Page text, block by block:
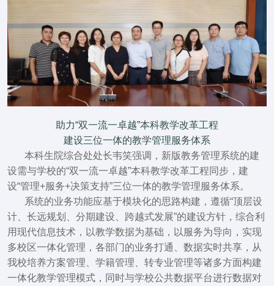
助力“双一流一卓越”本科教学改革工程
建设三位一体的教学管理服务体系
本科生院综合处处长韦笑强调，新版教务管理系统的建
设需与学校的“双一流一卓越”本科教学改革工程同步，建
设“管理+服务+决策支持”三位一体的教学管理服务体系。
系统的业务功能应基于模块化的思路构建，遵循“顶层设
计、长远规划、分期建设、跨越式发展”的建设方针，综合利
用现代信息技术，以教学数据为基础，以服务为导向， 实现
多校区一体化管理 ，各部门的业务打通、数据实时共享，从
我校培养方案管理、学籍管理、转专业管理等诸多方面构建
一体化教学管理模式，同时与学校公共数据平台进行数据对